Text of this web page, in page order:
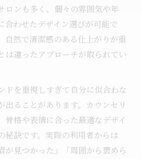
ロンも多く、個々の雰囲気や年
合わせたデザイン選びが可能で
自然で清潔感のある仕上がりが重
は違ったアプローチが取られてい
ドを重視しすぎて自分に似合わな
出ることがあります。カウンセリ
骨格や表情に合った最適なデザイ
秘訣です。実際の利用者からは
が見つかった」「周囲から褒めら